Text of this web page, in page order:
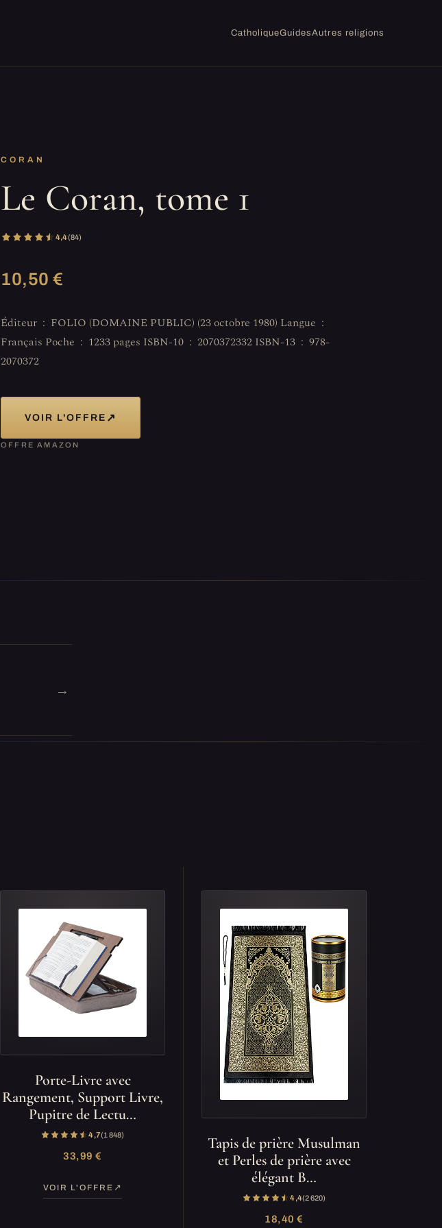
CatholiqueGuidesAutres religions
CORAN
Le Coran, tome 1
4,4(84)
10,50 €
Éditeur ‏ : ‎ FOLIO (DOMAINE PUBLIC) (23 octobre 1980) Langue ‏ : ‎
Français Poche ‏ : ‎ 1233 pages ISBN-10 ‏ : ‎ 2070372332 ISBN-13 ‏ : ‎ 978-
2070372
VOIR L'OFFRE ↗
OFFRE AMAZON
→
Porte-Livre avec
Rangement, Support Livre,
Pupitre de Lectu…
4,7(1 848)
33,99 €
VOIR L'OFFRE
Tapis de prière Musulman
et Perles de prière avec
élégant B…
4,4(2 620)
18,40 €